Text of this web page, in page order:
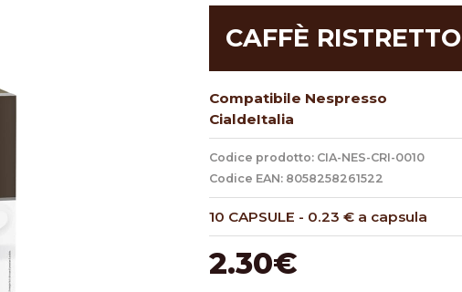
CAFFÈ RISTRETTO
Compatibile Nespresso
CialdeItalia
Codice prodotto: CIA-NES-CRI-0010
Codice EAN: 8058258261522
10 CAPSULE - 0.23 € a capsula
2.30€